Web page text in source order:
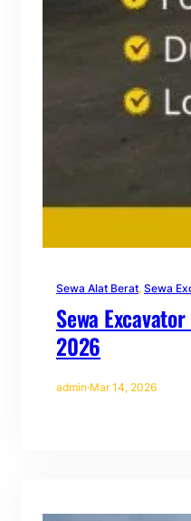
Sewa Alat Berat, Sewa
Sewa
2026
admin·Mar 14, 2026